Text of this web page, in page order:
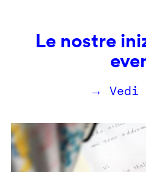
Le nostre
→